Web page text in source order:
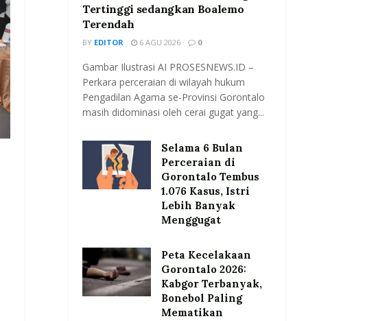
Tertinggi sedangkan Boalemo
Terendah
BY EDITOR 6 AGU 2026 0
Gambar Ilustrasi AI PROSESNEWS.ID –
Perkara perceraian di wilayah hukum
Pengadilan Agama se-Provinsi Gorontalo
masih didominasi oleh cerai gugat yang...
Selama 6 Bulan
Perceraian di
Gorontalo Tembus
1.076 Kasus, Istri
Lebih Banyak
Menggugat
Peta Kecelakaan
Gorontalo 2026:
Kabgor Terbanyak,
Bonebol Paling
Mematikan